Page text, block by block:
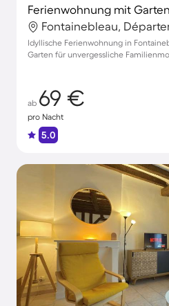
Idyllische Ferienwohnung in
Garten für unvergessliche
ab 69 €
pro Nacht
5.0